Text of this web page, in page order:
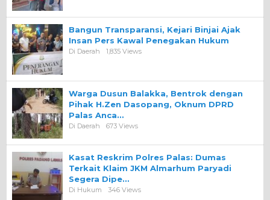
Bangun Transparansi, Kejari Binjai Ajak
Insan Pers Kawal Penegakan Hukum
Di Daerah 1,835 Views
Warga Dusun Balakka, Bentrok dengan
Pihak H.Zen Dasopang, Oknum DPRD
Palas Anca…
Di Daerah 673 Views
Kasat Reskrim Polres Palas: Dumas
Terkait Klaim JKM Almarhum Paryadi
Segera Dipe…
Di Hukum 346 Views